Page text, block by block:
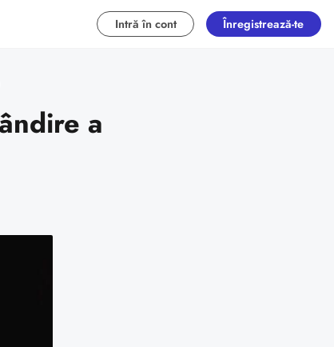
Intră în cont Înregistrează-te
a